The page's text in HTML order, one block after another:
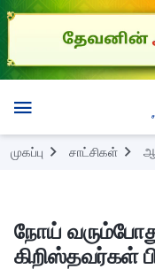
முகப்பு சாட்சிகள்
நோய்
கிறிஸ்தவர்கள்